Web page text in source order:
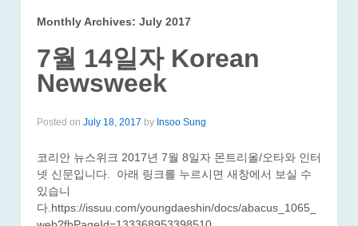
Monthly Archives: July 2017
7월 14일자 Korean
Newsweek
Posted on July 18, 2017 by Insoo Sung
코리안 뉴스위크 2017년 7월 8일자 몬트리올/오타와 인터
넷 신문입니다. 아래 링크를 누르시면 새창에서 보실 수
있습니
다.https://issuu.com/youngdaeshin/docs/abacus_1065_